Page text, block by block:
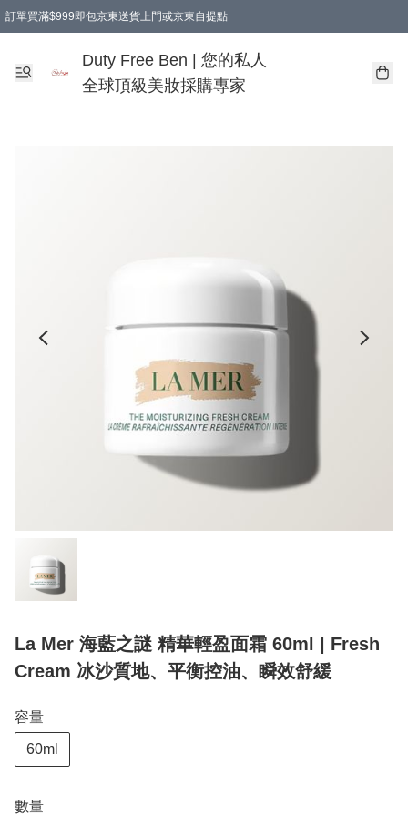
訂單買滿$999即包京東送貨上門或京東自提點
Duty Free Ben | 您的私人
全球頂級美妝採購專家
La Mer 海藍之謎 精華輕盈面霜 60ml | Fresh
Cream 冰沙質地、平衡控油、瞬效舒緩
容量
60ml
數量